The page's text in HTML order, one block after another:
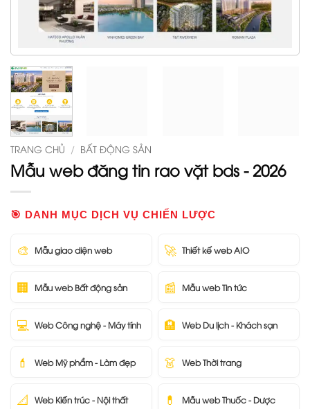
TRANG CHỦ / BẤT ĐỘNG SẢN
Mẫu web đăng tin rao vặt bds - 2026
🎯 DANH MỤC DỊCH VỤ CHIẾN LƯỢC
🎨 Mẫu giao diện web 🚀 Thiết kế web AIO
🏢 Mẫu web Bất động sản 📰 Mẫu web Tin tức
💻 Web Công nghệ - Máy tính 🏨 Web Du lịch - Khách sạn
💄 Web Mỹ phẩm - Làm đẹp 👗 Web Thời trang
📐 Web Kiến trúc - Nội thất 💊 Mẫu web Thuốc - Dược